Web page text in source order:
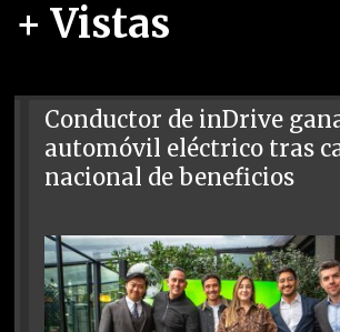
+ Vistas
Conductor de inDrive
automóvil eléctrico tras
nacional de beneficios